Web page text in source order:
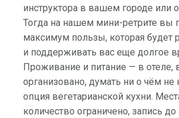
инструктора в вашем городе или
Тогда на нашем мини-ретрите вы
максимум пользы, которая будет
и поддерживать вас еще долгое
Проживание и питание — в отеле,
организовано, думать ни о чём не
опция вегетарианской кухни.
количество ограничено, запись